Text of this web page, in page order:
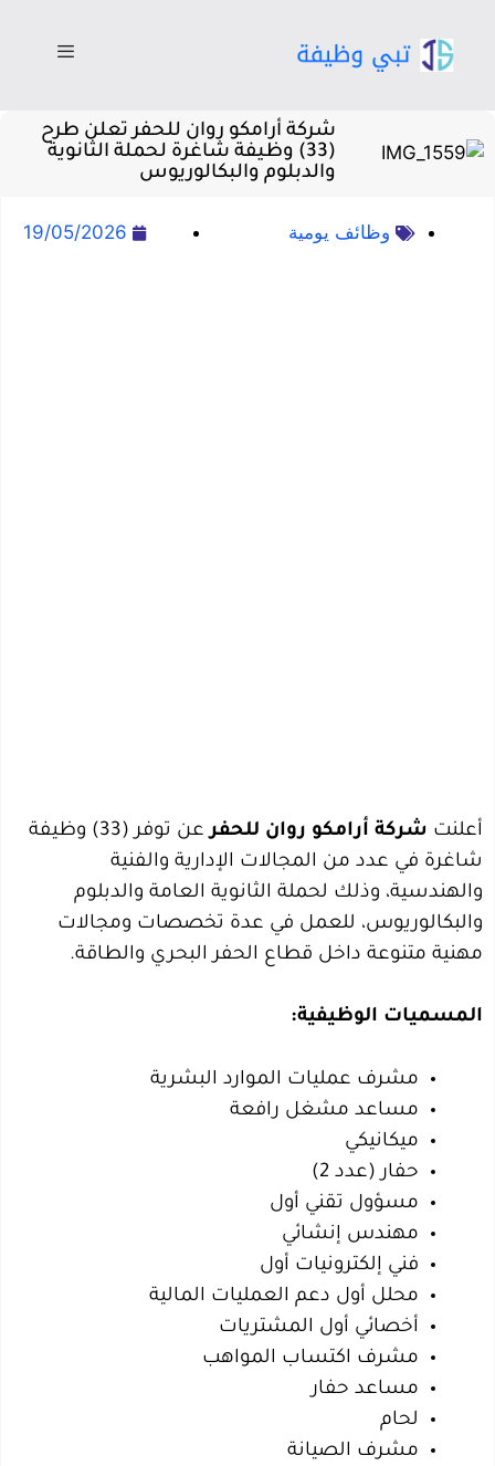
شركة أرامكو روان للحفر تعلن طرح
(33) وظيفة شاغرة لحملة الثانوية
والدبلوم والبكالوريوس
وظائف يومية 19/05/2026
أعلنت شركة أرامكو روان للحفر
عن توفر (33) وظيفة
شاغرة في عدد من المجالات الإدارية والفنية
والهندسية، وذلك لحملة الثانوية العامة والدبلوم
والبكالوريوس، للعمل في عدة تخصصات ومجالات
مهنية متنوعة داخل قطاع الحفر البحري والطاقة.
المسميات الوظيفية:
مشرف عمليات الموارد البشرية
مساعد مشغل رافعة
ميكانيكي
حفار (عدد 2)
مسؤول تقني أول
مهندس إنشائي
فني إلكترونيات أول
محلل أول دعم العمليات المالية
أخصائي أول المشتريات
مشرف اكتساب المواهب
مساعد حفار
لحام
مشرف الصيانة